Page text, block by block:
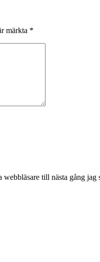
märkta *
till nästa gång jag